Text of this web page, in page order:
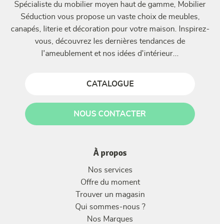
Spécialiste du mobilier moyen haut de gamme, Mobilier
Séduction vous propose un vaste choix de meubles,
canapés, literie et décoration pour votre maison. Inspirez-
vous, découvrez les dernières tendances de
l'ameublement et nos idées d'intérieur...
CATALOGUE
NOUS CONTACTER
À propos
Nos services
Offre du moment
Trouver un magasin
Qui sommes-nous ?
Nos Marques